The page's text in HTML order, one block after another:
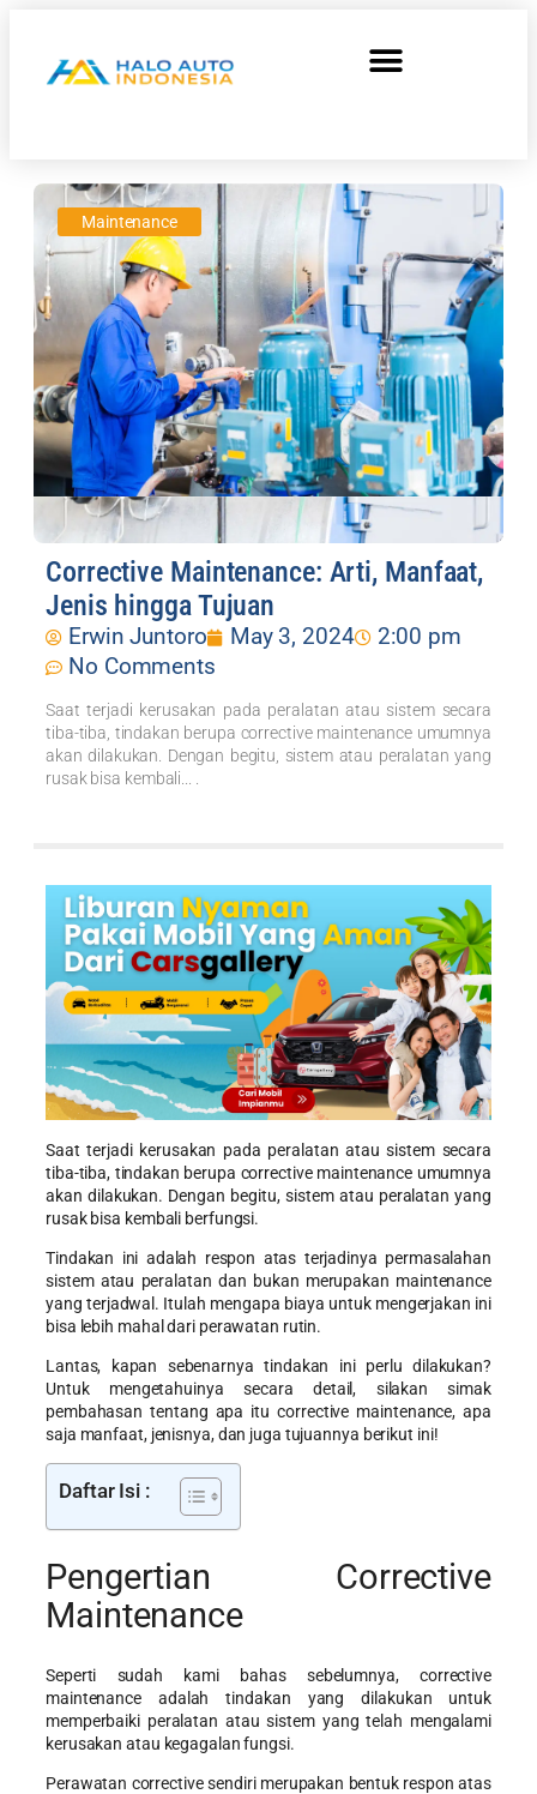
Maintenance
Corrective Maintenance: Arti, Manfaat,
Jenis hingga Tujuan
Erwin Juntoro May 3, 2024
2:00 pm
No Comments
Saat terjadi kerusakan pada peralatan atau sistem secara
tiba-tiba, tindakan berupa corrective maintenance umumnya
akan dilakukan. Dengan begitu, sistem atau peralatan yang
rusak bisa kembali... .
Saat terjadi kerusakan pada peralatan atau sistem secara
tiba-tiba, tindakan berupa corrective maintenance umumnya
akan dilakukan. Dengan begitu, sistem atau peralatan yang
rusak bisa kembali berfungsi.
Tindakan ini adalah respon atas terjadinya permasalahan
sistem atau peralatan dan bukan merupakan maintenance
yang terjadwal. Itulah mengapa biaya untuk mengerjakan ini
bisa lebih mahal dari perawatan rutin.
Lantas, kapan sebenarnya tindakan ini perlu dilakukan?
Untuk mengetahuinya secara detail, silakan simak
pembahasan tentang apa itu corrective maintenance, apa
saja manfaat, jenisnya, dan juga tujuannya berikut ini!
Daftar Isi :
Pengertian Corrective
Maintenance
Seperti sudah kami bahas sebelumnya, corrective
maintenance adalah tindakan yang dilakukan untuk
memperbaiki peralatan atau sistem yang telah mengalami
kerusakan atau kegagalan fungsi.
Perawatan corrective sendiri merupakan bentuk respon atas